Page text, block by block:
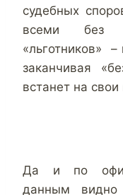
судебных
всеми без
«льготников»
заканчивая
встанет на свои
Да и по
данным видно